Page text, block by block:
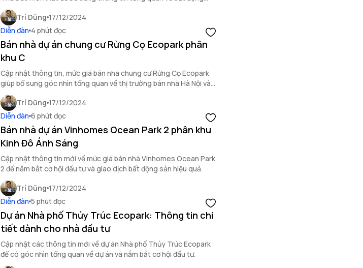
sản khu vực Thủ Đức và nắm bắt cơ hội đầu tư.
Trí Dũng 17/12/2024
Diễn đàn 4 phút đọc
Bán nhà dự án chung cư Rừng Cọ Ecopark phân
khu C
Cập nhật thông tin, mức giá bán nhà chung cư Rừng Cọ Ecopark
giúp bổ sung góc nhìn tổng quan về thị trường bán nhà Hà Nội và
khu vực.
Trí Dũng 17/12/2024
Diễn đàn 6 phút đọc
Bán nhà dự án Vinhomes Ocean Park 2 phân khu
Kinh Đô Ánh Sáng
Cập nhật thông tin mới về mức giá bán nhà Vinhomes Ocean Park
2 để nắm bắt cơ hội đầu tư và giao dịch bất động sản hiệu quả.
Trí Dũng 17/12/2024
Diễn đàn 5 phút đọc
Dự án Nhà phố Thủy Trúc Ecopark: Thông tin chi
tiết dành cho nhà đầu tư
Cập nhật các thông tin mới về dự án Nhà phố Thủy Trúc Ecopark
để có góc nhìn tổng quan về dự án và nắm bắt cơ hội đầu tư.